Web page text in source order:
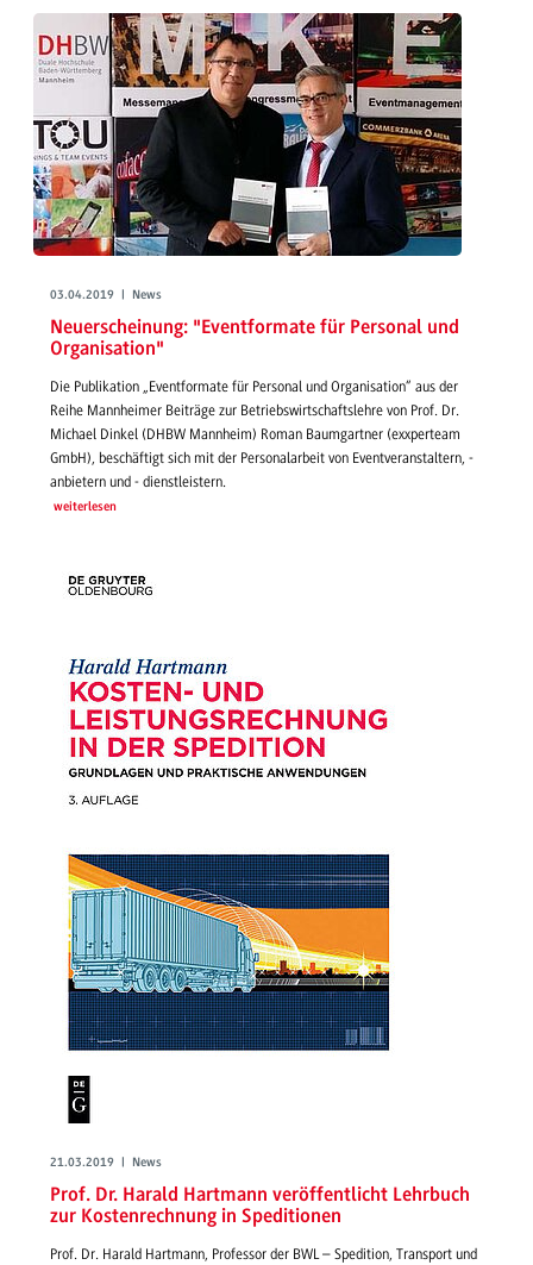
03.04.2019 | News
Neuerscheinung: "Eventformate für Personal und
Organisation"
Die Publikation „Eventformate für Personal und Organisation“ aus der
Reihe Mannheimer Beiträge zur Betriebswirtschaftslehre von Prof. Dr.
Michael Dinkel (DHBW Mannheim) Roman Baumgartner (exxperteam
GmbH), beschäftigt sich mit der Personalarbeit von Eventveranstaltern, -
anbietern und - dienstleistern.
weiterlesen
21.03.2019 | News
Prof. Dr. Harald Hartmann veröffentlicht Lehrbuch
zur Kostenrechnung in Speditionen
Prof. Dr. Harald Hartmann, Professor der BWL – Spedition, Transport und